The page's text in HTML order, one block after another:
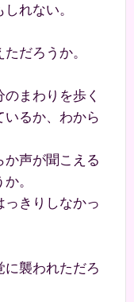
れない。
だろうか。
まわりを歩く
るか、わから
か声が聞こえる
。
っきりしなかっ
襲われただろ